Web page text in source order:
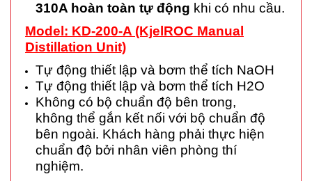
310A hoàn toàn tự động khi có nhu cầu.
Model: KD-200-A (KjelROC Manual
Distillation Unit)
Tự động thiết lập và bơm thể tích NaOH
Tự động thiết lập và bơm thể tích H2O
Không có bộ chuẩn độ bên trong,
không thể gắn kết nối với bộ chuẩn độ
bên ngoài. Khách hàng phải thực hiện
chuẩn độ bởi nhân viên phòng thí
nghiệm.